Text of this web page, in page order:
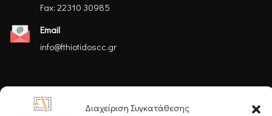
Διαχείριση Συγκατάθεσης
Fax: 22310 30985
Email
info@fthiotidoscc.gr
Ακολουθήστε μας